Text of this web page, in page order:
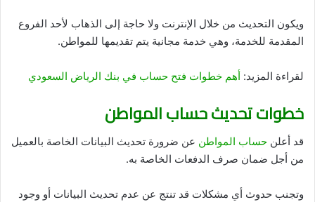
ويكون التحديث من خلال الإنترنت ولا حاجة إلى الذهاب لأحد الفروع
المقدمة للخدمة، وهي خدمة مجانية يتم تقديمها للمواطن.
لقراءة المزيد: أهم خطوات فتح حساب في بنك الرياض السعودي
خطوات تحديث حساب المواطن
قد أعلن حساب المواطن عن ضرورة تحديث البيانات الخاصة بالعميل
من أجل ضمان صرف الدفعات الخاصة به.
وتجنب حدوث أي مشكلات قد تنتج عن عدم تحديث البيانات أو وجود